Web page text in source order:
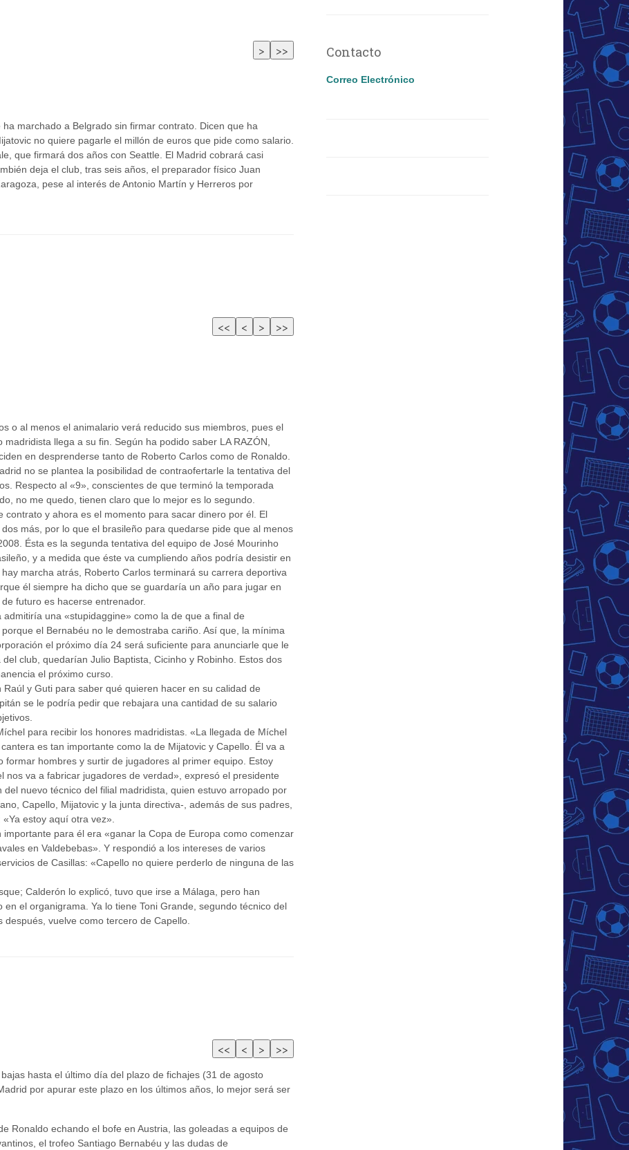
marchado a Belgrado sin firmar contrato. Dicen que ha
no quiere pagarle el millón de euros que pide como salario.
que firmará dos años con Seattle­. El Madrid cobrará casi
deja el club, tras seis años, el preparador físico Juan
pese al interés de Antonio Martín y Herreros por
o al menos el animalario verá reducido sus miembros, pues el
llega a su fin. Según ha podido saber LA RAZÓN,
en desprenderse tanto de Roberto Carlos como de Ronaldo.
no se plantea la posibilidad de contraofertarle la tentativa del
Respecto al «9», conscientes de que terminó la temporada
no me quedo, tienen claro que lo mejor es lo segundo.
contrato y ahora es el momento para sacar dinero por él. El
más, por lo que el brasileño para quedarse pide que al menos
Ésta es la segunda tentativa del equipo de José Mourinho
y a medida que éste va cumpliendo años podría desistir en
marcha atrás, Roberto Carlos terminará su carrera deportiva
él siempre ha dicho que se guardaría un año para jugar en
futuro es hacerse entrenador.
una «stupidaggine» como la de que a final de
el Bernabéu no le demostraba cariño. Así que, la mínima
el próximo día 24 será suficiente para anunciarle que le
club, quedarían Julio Baptista, Cicinho y Robinho. Estos dos
el próximo curso.
y Guti para saber qué quieren hacer en su calidad de
se le podría pedir que rebajara una cantidad de su salario
para recibir los honores madridistas. «La llegada de Míchel
es tan importante como la de Mijatovic y Capello. Él va a
formar hombres y surtir de jugadores al primer equipo. Estoy
nos va a fabricar jugadores de verdad», expresó el presidente
nuevo técnico del filial madridista, quien estuvo arropado por
Capello, Mijatovic y la junta directiva-, además de sus padres,
estoy aquí otra vez».
para él era «ganar la Copa de Europa como comenzar
en Valdebebas». Y respondió a los intereses de varios
de Casillas: «Capello no quiere perderlo de ninguna de las
Calderón lo explicó, tuvo que irse a Málaga, pero han
el organigrama. Ya lo tiene Toni Grande, segundo técnico del
vuelve como tercero de Capello.
hasta el último día del plazo de fichajes (31 de agosto
por apurar este plazo en los últimos años, lo mejor será ser
Ronaldo echando el bofe en Austria, las goleadas a equipos de
el trofeo Santiago Bernabéu y las dudas de
Contacto
Correo Electrónico